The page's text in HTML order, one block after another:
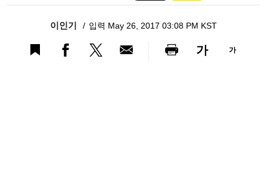
이인기 입력 May 26, 2017 03:08 PM KST
가 가